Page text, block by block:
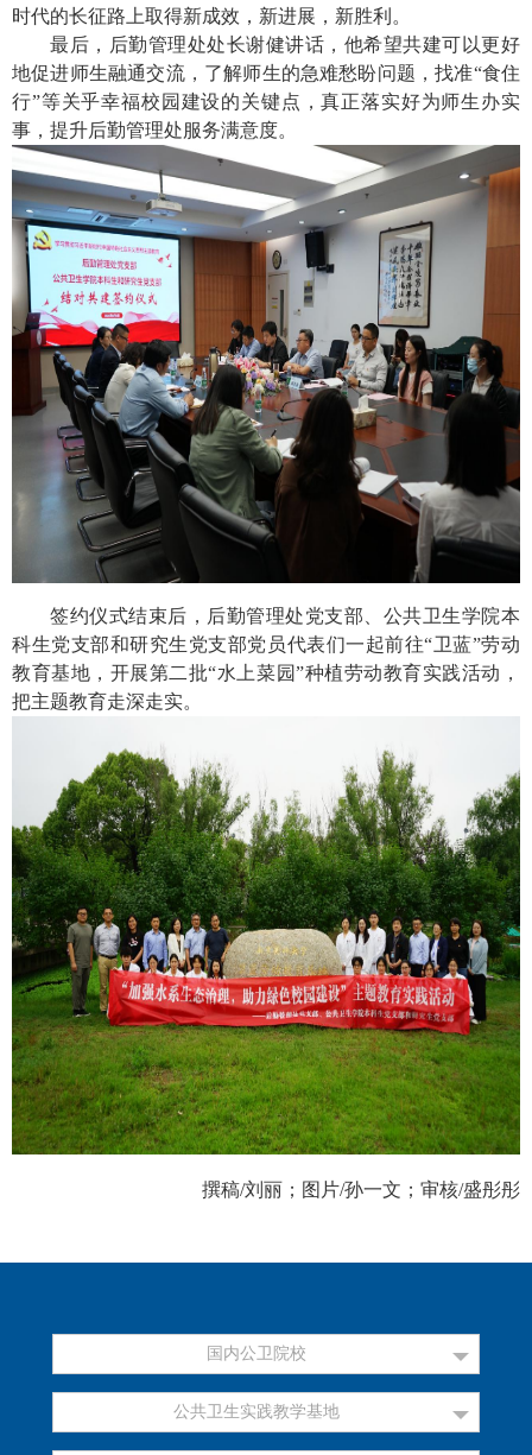
时代的长征路上取得新成效，新进展，新胜利。
最后，后勤管理处处长谢健讲话，他希望共建可以更好
地促进师生融通交流，了解师生的急难愁盼问题，找准“食住
行”等关乎幸福校园建设的关键点，真正落实好为师生办实
事，提升后勤管理处服务满意度。
签约仪式结束后，后勤管理处党支部、公共卫生学院本
科生党支部和研究生党支部党员代表们一起前往“卫蓝”劳动
教育基地，开展第二批“水上菜园”种植劳动教育实践活动，
把主题教育走深走实。
撰稿/刘丽；图片/孙一文；审核/盛彤彤
国内公卫院校
公共卫生实践教学基地